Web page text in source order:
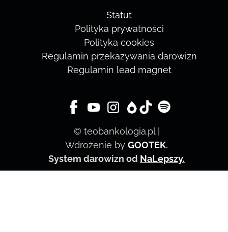
Statut
Polityka prywatności
Polityka cookies
Regulamin przekazywania darowizn
Regulamin lead magnet
© teobankologia.pl |
Wdrożenie by GOOTEK.
System darowizn od NaLepszy.